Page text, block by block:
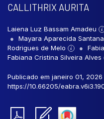
CALLITHRIX AURITA
Laiena Luz Bassam Amadeu
Mayara Aparecida
Rodrigues de Melo
Fabiana Cristina Silveira Alves
Publicado em janeiro 01, 2026
https://10.66205/